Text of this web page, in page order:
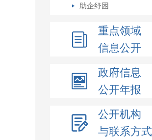
助企纾困
重点领域
信息公开
政府信息
公开年报
公开机构
与联系方式